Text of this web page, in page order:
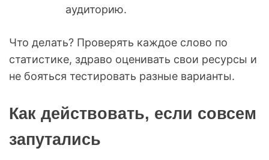
аудиторию.
Что делать? Проверять каждое слово по
статистике, здраво оценивать свои ресурсы и
не бояться тестировать разные варианты.
Как действовать, если совсем
запутались